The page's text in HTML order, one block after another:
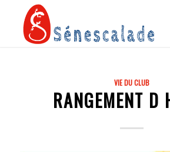
VIE DU CLUB
RANGEMENT D